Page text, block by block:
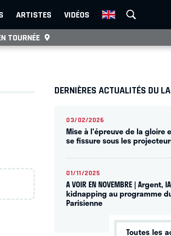
ARTISTES VIDÉOS
TOURNÉE
DERNIÈRES ACTUALITÉS DU
03/02/2026
Mise à l'épreuve de la
se fissure sous les projecteurs
01/11/2025
A VOIR EN NOVEMBRE |
kidnapping au programme
Parisienne
Toutes les